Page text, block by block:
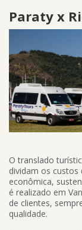
Paraty x
O translado
dividam os
econômica,
é realizado em
de clientes,
qualidade.